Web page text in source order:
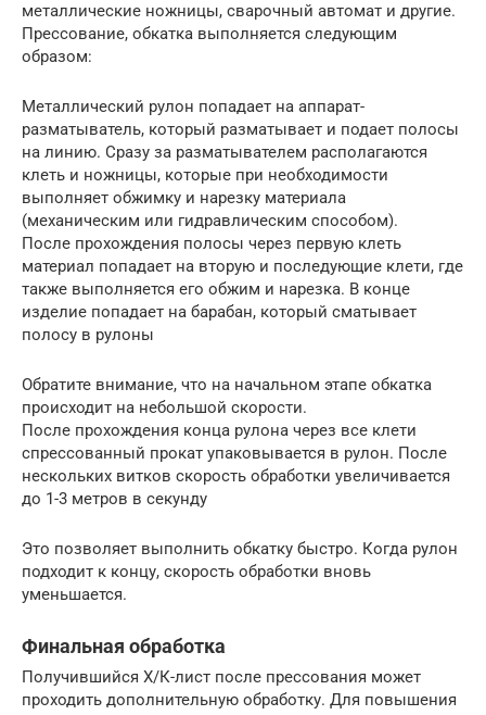
металлические ножницы, сварочный автомат и другие.
Прессование, обкатка выполняется следующим
образом:
Металлический рулон попадает на аппарат-
разматыватель, который разматывает и подает полосы
на линию. Сразу за разматывателем располагаются
клеть и ножницы, которые при необходимости
выполняет обжимку и нарезку материала
(механическим или гидравлическим способом).
После прохождения полосы через первую клеть
материал попадает на вторую и последующие клети, где
также выполняется его обжим и нарезка. В конце
изделие попадает на барабан, который сматывает
полосу в рулоны
Обратите внимание, что на начальном этапе обкатка
происходит на небольшой скорости.
После прохождения конца рулона через все клети
спрессованный прокат упаковывается в рулон. После
нескольких витков скорость обработки увеличивается
до 1-3 метров в секунду
Это позволяет выполнить обкатку быстро. Когда рулон
подходит к концу, скорость обработки вновь
уменьшается.
Финальная обработка
Получившийся Х/К-лист после прессования может
проходить дополнительную обработку. Для повышения